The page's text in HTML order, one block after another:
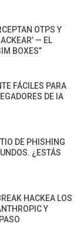
OTPS Y
— EL
BOXES”
FÁCILES PARA
DE IA
DE PHISHING
¿ESTÁS
HACKEA LOS
Y